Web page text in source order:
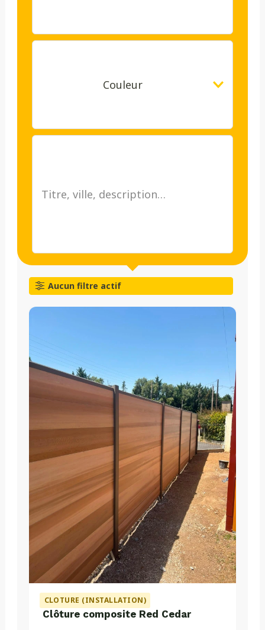
Couleur
Aucun filtre actif
CLOTURE (INSTALLATION)
Clôture composite Red Cedar